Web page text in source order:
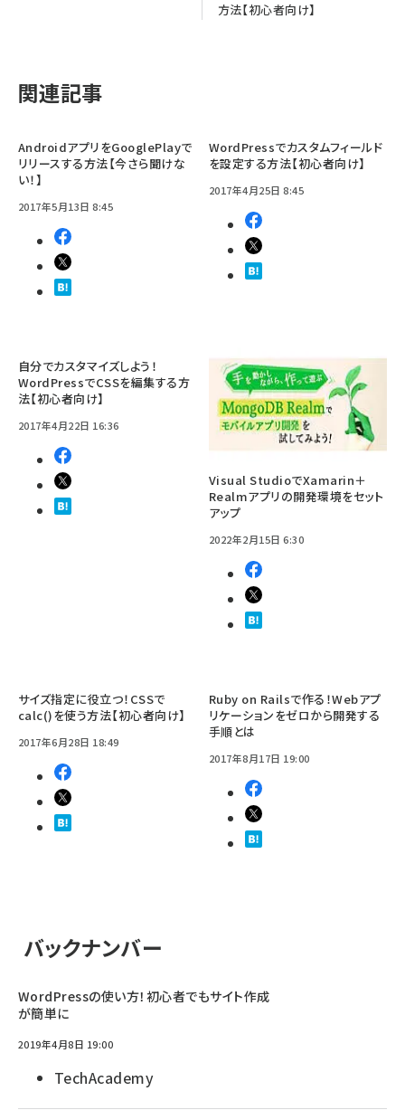
方法【初心者向け】
関連記事
AndroidアプリをGooglePlayで
リリースする方法【今さら聞けな
い！】
2017年5月13日 8:45
WordPressでカスタムフィールド
を設定する方法【初心者向け】
2017年4月25日 8:45
自分でカスタマイズしよう！
WordPressでCSSを編集する方
法【初心者向け】
2017年4月22日 16:36
Visual StudioでXamarin＋
Realmアプリの開発環境をセット
アップ
2022年2月15日 6:30
サイズ指定に役立つ！CSSで
calc()を使う方法【初心者向け】
2017年6月28日 18:49
Ruby on Railsで作る！Webアプ
リケーションをゼロから開発する
手順とは
2017年8月17日 19:00
バックナンバー
WordPressの使い方！初心者でもサイト作成
が簡単に
2019年4月8日 19:00
TechAcademy